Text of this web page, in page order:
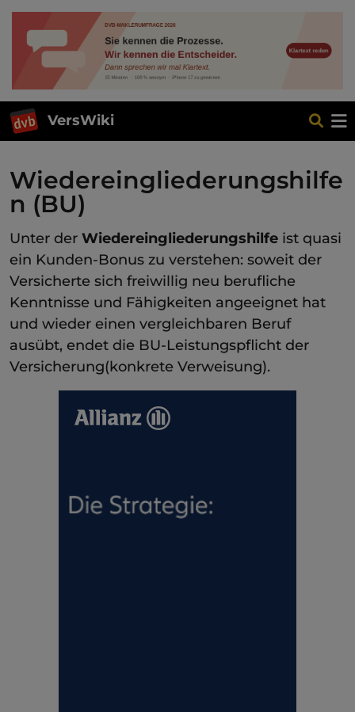
VersWiki
Wiedereingliederungshilfe
n (BU)
Unter der Wiedereingliederungshilfe ist quasi
ein Kunden-Bonus zu verstehen: soweit der
Versicherte sich freiwillig neu berufliche
Kenntnisse und Fähigkeiten angeeignet hat
und wieder einen vergleichbaren Beruf
ausübt, endet die BU-Leistungspflicht der
Versicherung(konkrete Verweisung).